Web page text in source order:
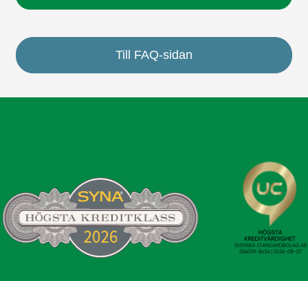
Till FAQ-sidan